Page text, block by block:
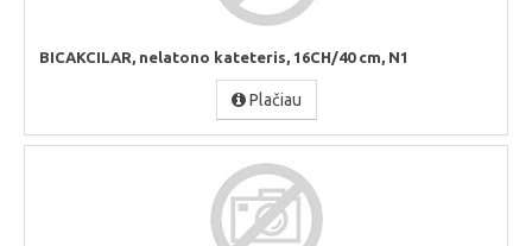
BICAKCILAR, nelatono kateteris, 16CH/40 cm, N1
Plačiau